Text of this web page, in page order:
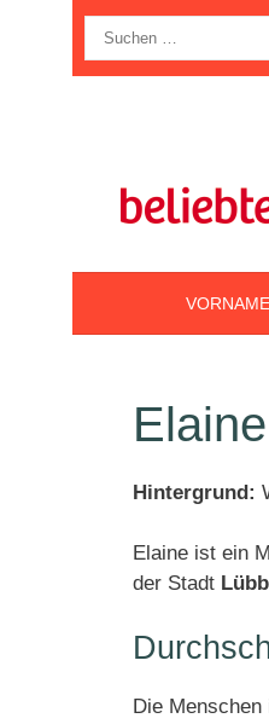
nach:
Elaine
Hintergrund:
Elaine ist ein
der Stadt
Die